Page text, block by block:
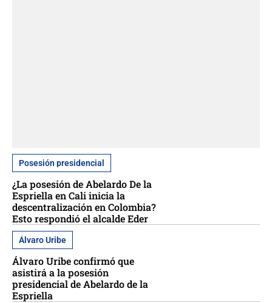
Posesión presidencial
¿La posesión de Abelardo De la
Espriella en Cali inicia la
descentralización en Colombia?
Esto respondió el alcalde Eder
Álvaro Uribe
Álvaro Uribe confirmó que
asistirá a la posesión
presidencial de Abelardo de la
Espriella